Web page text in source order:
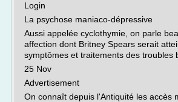
Login
La psychose maniaco-dépressive
Aussi appelée cyclothymie, on parle
affection dont Britney Spears serait
symptômes et traitements des troubles
25 Nov
Advertisement
On connaît depuis l'Antiquité les accès